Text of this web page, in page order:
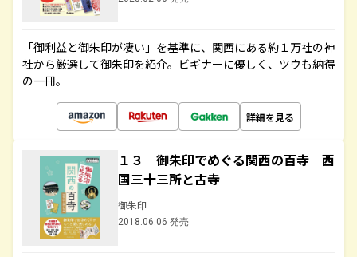
「御利益と御朱印が凄い」を基準に、関西にある約１万社の神
社から厳選して御朱印を紹介。ビギナーに優しく、ツウも納得
の一冊。
詳細を見る
１３ 御朱印でめぐる関西の百寺 西
国三十三所と古寺
御朱印
2018.06.06 発売